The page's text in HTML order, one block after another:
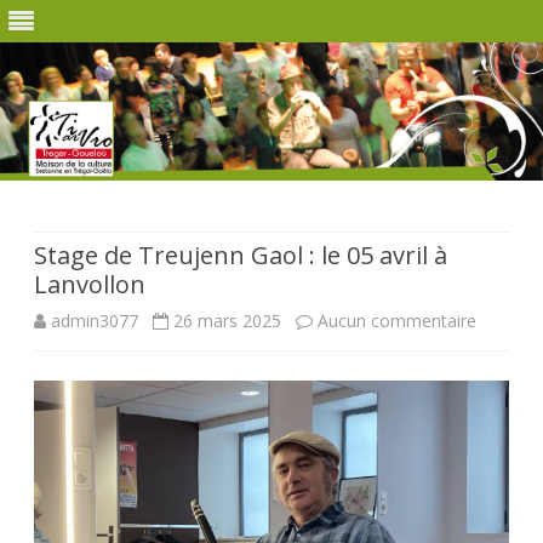
Stage de Treujenn Gaol : le 05 avril à
Lanvollon
admin3077 26 mars 2025 Aucun commentaire
: